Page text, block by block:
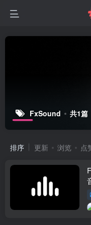
FxSound 共1篇
排序 更新 浏览 点